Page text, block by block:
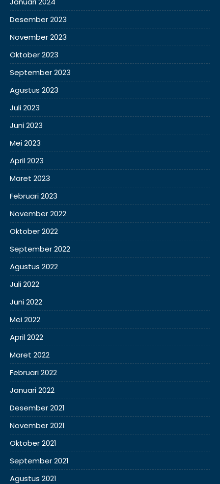
Desember 2023
November 2023
Oktober 2023
September 2023
Agustus 2023
Juli 2023
Juni 2023
Mei 2023
April 2023
Maret 2023
Februari 2023
November 2022
Oktober 2022
September 2022
Agustus 2022
Juli 2022
Juni 2022
Mei 2022
April 2022
Maret 2022
Februari 2022
Januari 2022
Desember 2021
November 2021
Oktober 2021
September 2021
Agustus 2021